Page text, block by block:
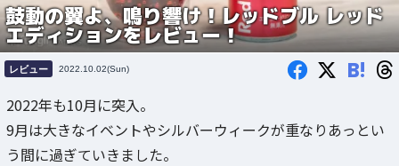
鼓動の翼よ、鳴り響け！レッドブル レッド
エディションをレビュー！
レビュー 2022.10.02(Sun) B!
2022年も10月に突入。
9月は大きなイベントやシルバーウィークが重なりあっとい
う間に過ぎていきました。